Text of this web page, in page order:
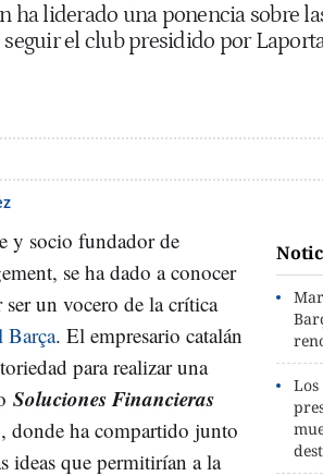
ha liderado una ponencia sobre
el club presidido por
y socio fundador de
se ha dado a conocer
un vocero de la crítica
Barça. El empresario catalán
para realizar una
Soluciones Financieras
, donde ha compartido junto
ideas que permitirían a la